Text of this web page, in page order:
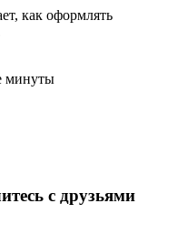
как оформлять
минуты
с друзьями